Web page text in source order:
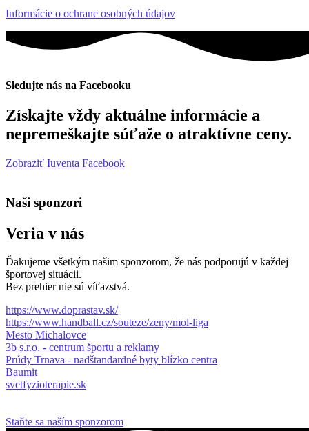
Informácie o ochrane osobných údajov
Sledujte nás na Facebooku
Získajte vždy aktuálne informácie a
nepremeškajte súťaže o atraktívne ceny.
Zobraziť Iuventa Facebook
Naši sponzori
Veria v nás
Ďakujeme všetkým našim sponzorom, že nás podporujú v každej
športovej situácii.
Bez prehier nie sú víťazstvá.
https://www.doprastav.sk/
https://www.handball.cz/souteze/zeny/mol-liga
Mesto Michalovce
3b s.r.o. - centrum športu a reklamy
Prúdy Trnava - nadštandardné byty blízko centra
Baumit
svetfyzioterapie.sk
Staňte sa naším sponzorom